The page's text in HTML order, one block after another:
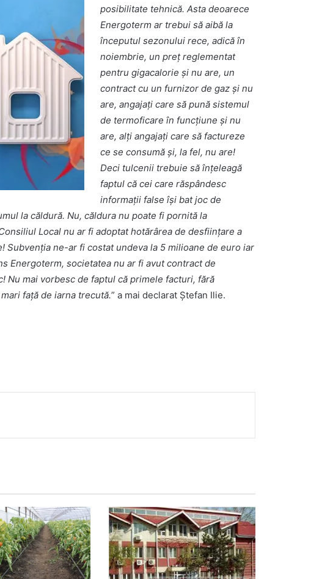
posibilitate tehnică. Asta deoarece
Energoterm ar trebui să aibă la
începutul sezonului rece, adică în
noiembrie, un preț reglementat
pentru gigacalorie și nu are, un
contract cu un furnizor de gaz și nu
are, angajați care să pună sistemul
de termoficare în funcțiune și nu
are, alți angajați care să factureze
ce se consumă și, la fel, nu are!
Deci tulcenii trebuie să înțeleagă
faptul că cei care răspândesc
informații false își bat joc de
la căldură. Nu, căldura nu poate fi pornită la
Local nu ar fi adoptat hotărârea de desființare a
Subvenția ne-ar fi costat undeva la 5 milioane de euro iar
Energoterm, societatea nu ar fi avut contract de
Nu mai vorbesc de faptul că primele facturi, fără
față de iarna trecută.” a mai declarat Ștefan Ilie.